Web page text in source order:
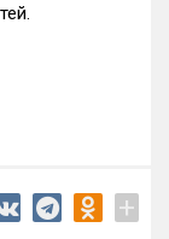
+